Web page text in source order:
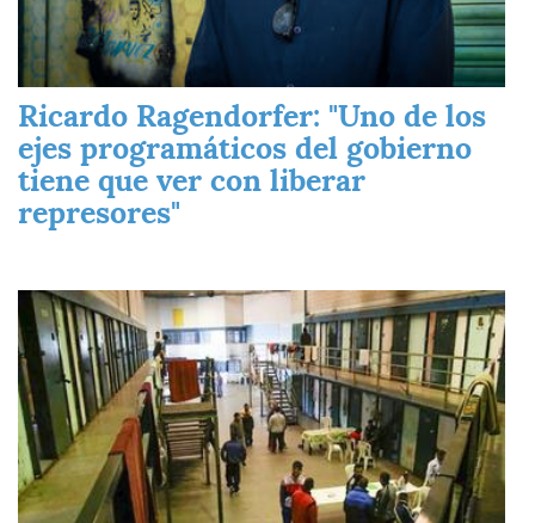
Ricardo Ragendorfer: "Uno de los
ejes programáticos del gobierno
tiene que ver con liberar
represores"
Imagen